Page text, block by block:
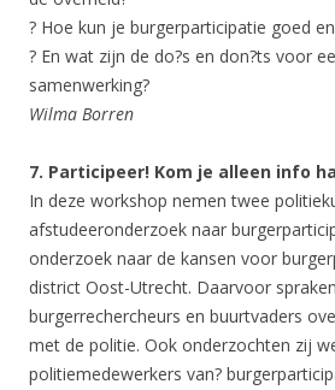
? Hoe kun je burgerparticipatie goed
? En wat zijn de do?s en don?ts voor
samenwerking?
Wilma Borren
7. Participeer! Kom je alleen info
In deze workshop nemen twee
afstudeeronderzoek naar
onderzoek naar de kansen voor
district Oost-Utrecht. Daarvoor
burgerrechercheurs en buurtvaders
met de politie. Ook onderzochten zij
politiemedewerkers van?